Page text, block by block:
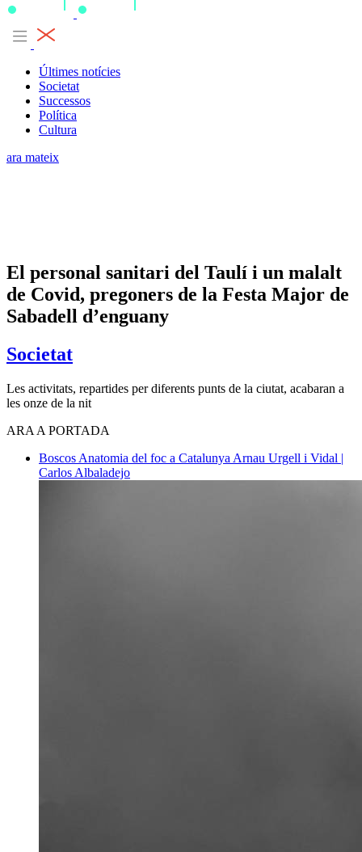
Últimes notícies
Societat
Successos
Política
Cultura
ara mateix
​El personal sanitari del Taulí i un malalt
de Covid, pregoners de la Festa Major de
Sabadell d’enguany
Societat
Les activitats, repartides per diferents punts de la ciutat, acabaran a
les onze de la nit
ARA A PORTADA
Boscos Anatomia del foc a Catalunya Arnau Urgell i Vidal |
Carlos Albaladejo